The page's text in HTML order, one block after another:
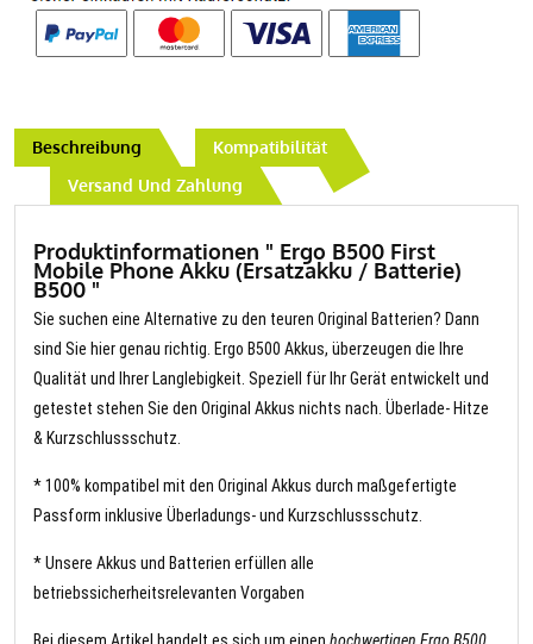
Beschreibung
Kompatibilität
Versand Und Zahlung
Produktinformationen " Ergo B500 First
Mobile Phone Akku (Ersatzakku / Batterie)
B500 "
Sie suchen eine Alternative zu den teuren Original Batterien? Dann
sind Sie hier genau richtig. Ergo B500 Akkus, überzeugen die Ihre
Qualität und Ihrer Langlebigkeit. Speziell für Ihr Gerät entwickelt und
getestet stehen Sie den Original Akkus nichts nach. Überlade- Hitze
& Kurzschlussschutz.
* 100% kompatibel mit den Original Akkus durch maßgefertigte
Passform inklusive Überladungs- und Kurzschlussschutz.
* Unsere Akkus und Batterien erfüllen alle
betriebssicherheitsrelevanten Vorgaben
Bei diesem Artikel handelt es sich um einen hochwertigen Ergo B500